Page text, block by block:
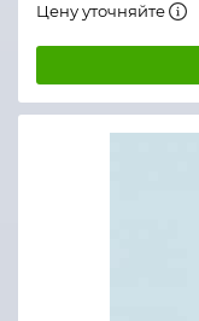
Цену уточняйте